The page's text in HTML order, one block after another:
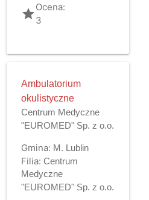
gradeOcena:
3
Ambulatorium
okulistyczne
Centrum Medyczne
"EUROMED" Sp. z o.o.
Gmina: M. Lublin
Filia: Centrum
Medyczne
"EUROMED" Sp. z o.o.